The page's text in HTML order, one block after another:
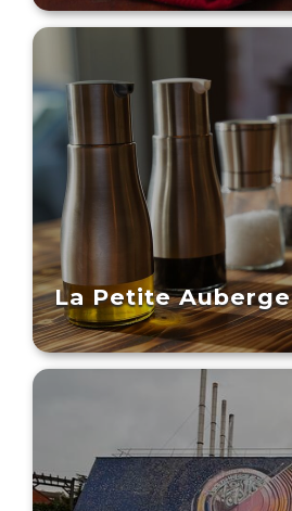
La Petite Auberge